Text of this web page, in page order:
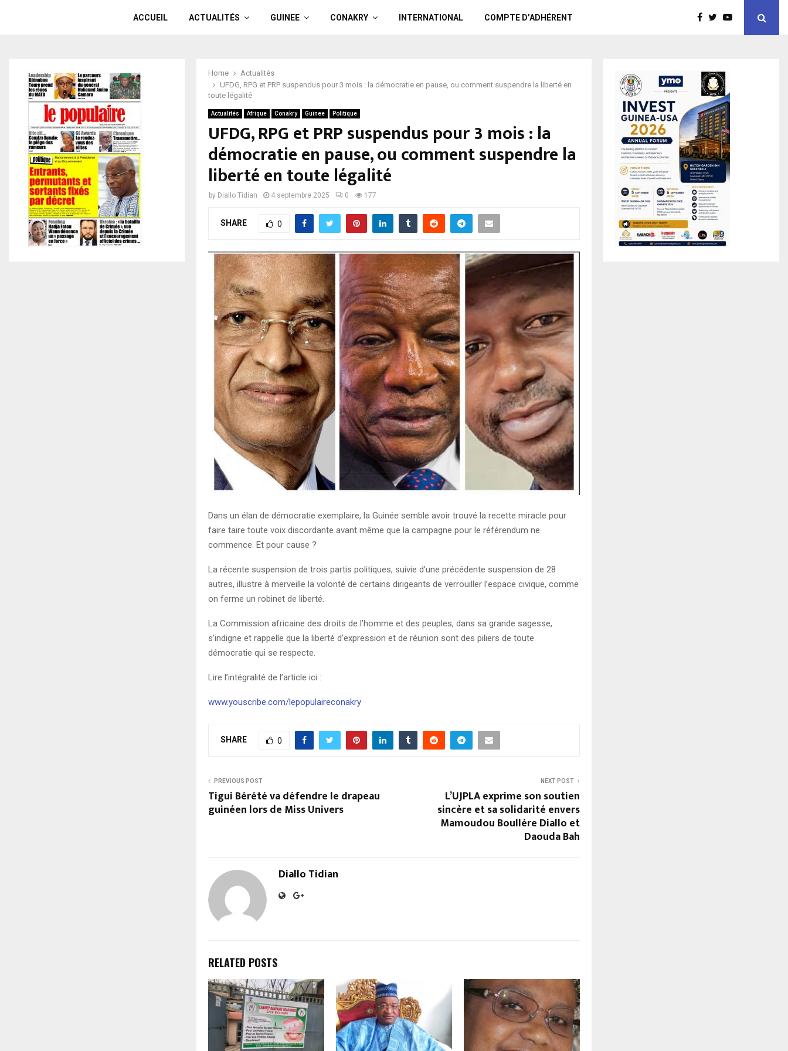
ACCUEIL ACTUALITÉS GUINEE CONAKRY INTERNATIONAL COMPTE D’ADHÉRENT
Home
Actualités
UFDG, RPG et PRP suspendus pour 3 mois : la démocratie en pause, ou comment suspendre la liberté en
toute légalité
Actualités Afrique Conakry Guinee Politique
UFDG, RPG et PRP suspendus pour 3 mois : la
démocratie en pause, ou comment suspendre la
liberté en toute légalité
by Diallo Tidian 4 septembre 2025 0 177
SHARE 0
Dans un élan de démocratie exemplaire, la Guinée semble avoir trouvé la recette miracle pour
faire taire toute voix discordante avant même que la campagne pour le référendum ne
commence. Et pour cause ?
La récente suspension de trois partis politiques, suivie d’une précédente suspension de 28
autres, illustre à merveille la volonté de certains dirigeants de verrouiller l’espace civique, comme
on ferme un robinet de liberté.
La Commission africaine des droits de l’homme et des peuples, dans sa grande sagesse,
s’indigne et rappelle que la liberté d’expression et de réunion sont des piliers de toute
démocratie qui se respecte.
Lire l’intégralité de l’article ici :
www.youscribe.com/lepopulaireconakry
SHARE 0
PREVIOUS POST
Tigui Bérété va défendre le drapeau
guinéen lors de Miss Univers
NEXT POST
L’UJPLA exprime son soutien
sincère et sa solidarité envers
Mamoudou Boullère Diallo et
Daouda Bah
Diallo Tidian
RELATED POSTS